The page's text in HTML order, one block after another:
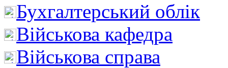
Бухгалтерський облік
Військова кафедра
Військова справа